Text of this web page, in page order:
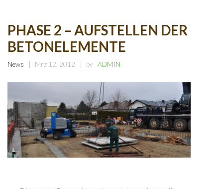
PHASE 2 – AUFSTELLEN DER
BETONELEMENTE
News Mrz 12, 2012 by ADMIN